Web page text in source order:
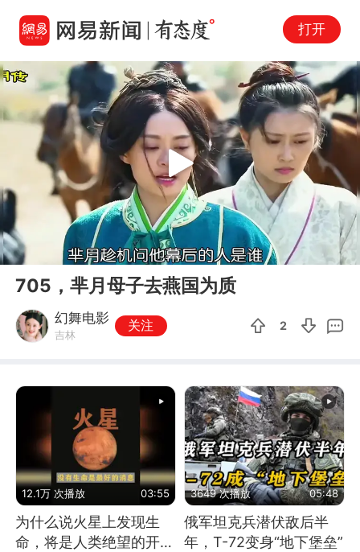
打开
00:00 03:13
Play
705，芈月母子去燕国为质
幻舞电影
吉林
关注 2
12.1万 次播放 03:55
为什么说火星上发现生
命，将是人类绝望的开
3649 次播放 05:48
俄军坦克兵潜伏敌后半
年，T-72变身“地下堡垒”